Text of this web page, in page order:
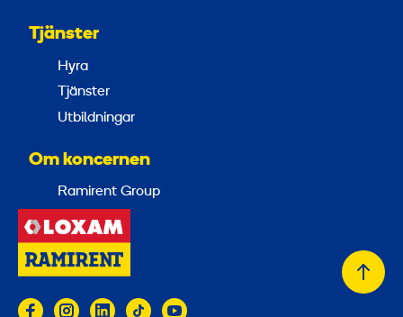
Tjänster
Hyra
Tjänster
Utbildningar
Om koncernen
Ramirent Group